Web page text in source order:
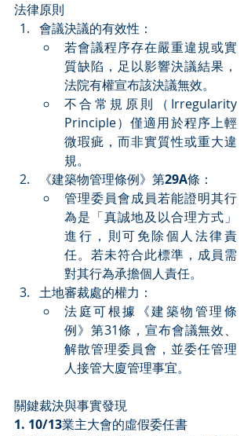
法律原則
會議決議的有效性：
若會議程序存在嚴重違規或實
質缺陷，足以影響決議結果，
法院有權宣布該決議無效。
不合常規原則（Irregularity
Principle）僅適用於程序上輕
微瑕疵，而非實質性或重大違
規。
《建築物管理條例》第29A條：
管理委員會成員若能證明其行
為是「真誠地及以合理方式」
進行，則可免除個人法律責
任。若未符合此標準，成員需
對其行為承擔個人責任。
土地審裁處的權力：
法庭可根據《建築物管理條
例》第31條，宣布會議無效、
解散管理委員會，並委任管理
人接管大廈管理事宜。
關鍵裁決與事實發現
1. 10/13業主大會的虛假委任書